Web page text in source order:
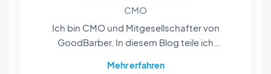
CMO
Ich bin CMO und Mitgesellschafter von
GoodBarber. In diesem Blog teile ich
GoodBarber herausholen können, Analysen zu
Mehr erfahren